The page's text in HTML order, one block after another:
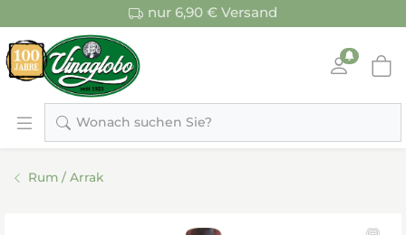
nur 6,90 € Versand
Wonach suchen Sie?
Rum / Arrak